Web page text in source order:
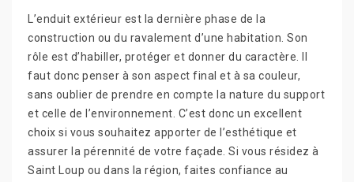
L’enduit extérieur est la dernière phase de la
construction ou du ravalement d’une habitation. Son
rôle est d’habiller, protéger et donner du caractère. Il
faut donc penser à son aspect final et à sa couleur,
sans oublier de prendre en compte la nature du support
et celle de l’environnement. C’est donc un excellent
choix si vous souhaitez apporter de l’esthétique et
assurer la pérennité de votre façade. Si vous résidez à
Saint Loup ou dans la région, faites confiance au